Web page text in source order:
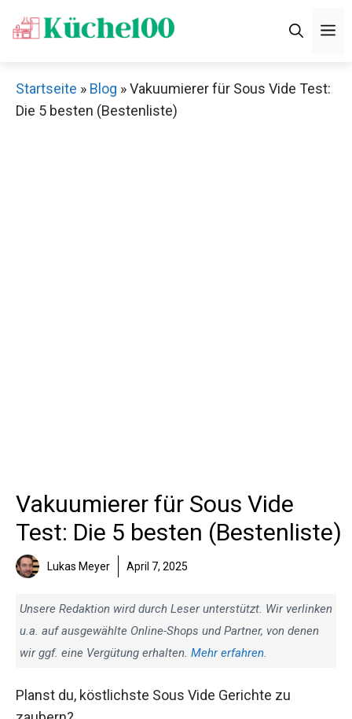
Inhalt
Startseite » Blog »Vakuumierer für Sous Vide Test:
Die 5 besten (Bestenliste)
Vakuumierer für Sous Vide
Test: Die 5 besten (Bestenliste)
Lukas Meyer April 7, 2025
Unsere Redaktion wird durch Leser unterstützt. Wir verlinken
u.a. auf ausgewählte Online-Shops und Partner, von denen
wir ggf. eine Vergütung erhalten. Mehr erfahren.
Planst du, köstlichste Sous Vide Gerichte zu